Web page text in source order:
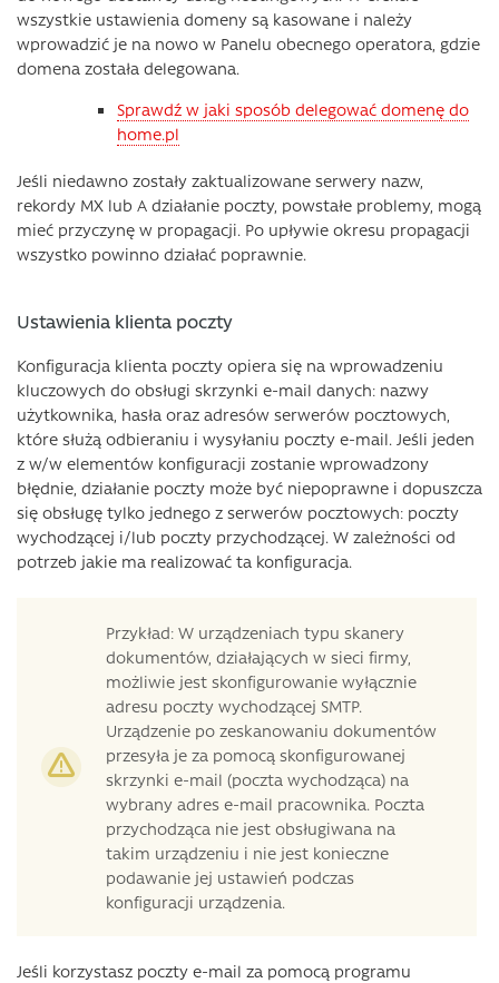
wszystkie ustawienia domeny są kasowane i należy
wprowadzić je na nowo w Panelu obecnego operatora, gdzie
domena została delegowana.
Sprawdź w jaki sposób delegować domenę do
home.pl
Jeśli niedawno zostały zaktualizowane serwery nazw,
rekordy MX lub A działanie poczty, powstałe problemy, mogą
mieć przyczynę w propagacji. Po upływie okresu propagacji
wszystko powinno działać poprawnie.
Ustawienia klienta poczty
Konfiguracja klienta poczty opiera się na wprowadzeniu
kluczowych do obsługi skrzynki e-mail danych: nazwy
użytkownika, hasła oraz adresów serwerów pocztowych,
które służą odbieraniu i wysyłaniu poczty e-mail. Jeśli jeden
z w/w elementów konfiguracji zostanie wprowadzony
błędnie, działanie poczty może być niepoprawne i dopuszcza
się obsługę tylko jednego z serwerów pocztowych: poczty
wychodzącej i/lub poczty przychodzącej. W zależności od
potrzeb jakie ma realizować ta konfiguracja.
Przykład: W urządzeniach typu skanery
dokumentów, działających w sieci firmy,
możliwie jest skonfigurowanie wyłącznie
adresu poczty wychodzącej SMTP.
Urządzenie po zeskanowaniu dokumentów
przesyła je za pomocą skonfigurowanej
skrzynki e-mail (poczta wychodząca) na
wybrany adres e-mail pracownika. Poczta
przychodząca nie jest obsługiwana na
takim urządzeniu i nie jest konieczne
podawanie jej ustawień podczas
konfiguracji urządzenia.
Jeśli korzystasz poczty e-mail za pomocą programu